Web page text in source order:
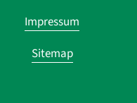
Impressum
Sitemap